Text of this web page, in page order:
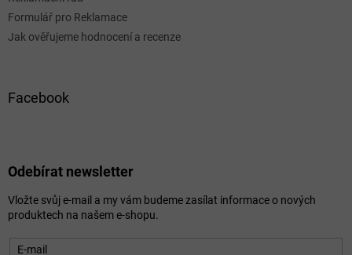
Formulář pro Reklamace
Jak ověřujeme hodnocení a recenze
Facebook
Odebírat newsletter
Vložte svůj e-mail a my vám budeme zasílat informace o nových
produktech na našem e-shopu.
E-mail